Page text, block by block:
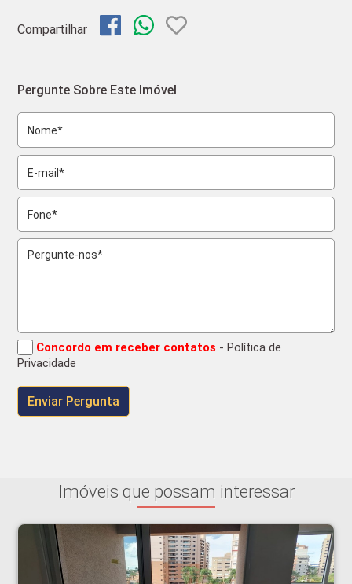
Compartilhar
Pergunte Sobre Este Imóvel
Concordo em receber contatos - Política de
Privacidade
Imóveis que possam interessar